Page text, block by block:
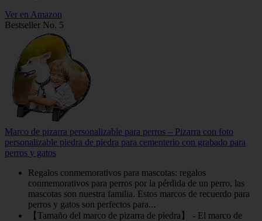
Ver en Amazon
Bestseller No. 5
Marco de pizarra personalizable para perros – Pizarra con foto
personalizable piedra de piedra para cementerio con grabado para
perros y gatos
Regalos conmemorativos para mascotas: regalos
conmemorativos para perros por la pérdida de un perro, las
mascotas son nuestra familia. Estos marcos de recuerdo para
perros y gatos son perfectos para...
【Tamaño del marco de pizarra de piedra】 - El marco de